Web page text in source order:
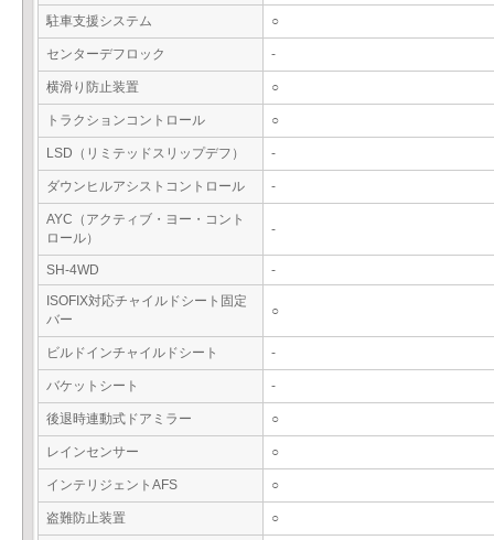
駐車支援システム ○
センターデフロック -
横滑り防止装置 ○
トラクションコントロール ○
LSD（リミテッドスリップデフ） -
ダウンヒルアシストコントロール -
AYC（アクティブ・ヨー・コント
ロール）
-
SH-4WD
-
ISOFIX対応チャイルドシート固定
バー
○
ビルドインチャイルドシート -
バケットシート -
後退時連動式ドアミラー ○
レインセンサー ○
インテリジェントAFS ○
盗難防止装置 ○